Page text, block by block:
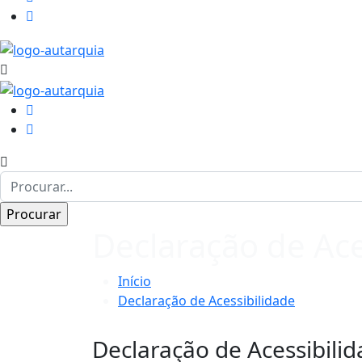
Início
Declaração de Acessibilidade
Declaração de